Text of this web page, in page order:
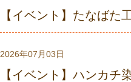
【イベント】たなばた
2026年07月03日
【イベント】ハンカチ